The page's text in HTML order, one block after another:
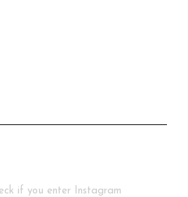
if you enter Instagram